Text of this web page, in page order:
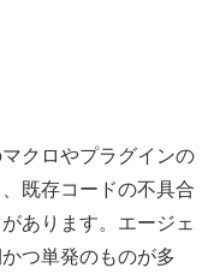
クロやプラグインの
既存コードの不具合
あります。エージェ
つ単発のものが多